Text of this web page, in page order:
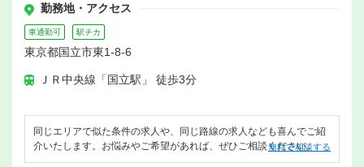
勤務地・アクセス
車通勤可 駅チカ
東京都国立市東1-8-6
ＪＲ中央線「国立駅」 徒歩3分
同じエリアで似た条件の求人や、同じ路線の求人なども喜んでご紹
介いたします。お悩みやご希望があれば、ぜひご相談ください。
無料で相談する